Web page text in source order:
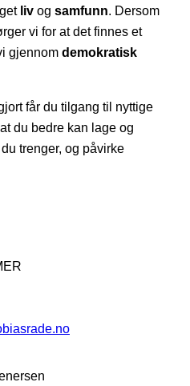
liv og samfunn. Dersom
vi for at det finnes et
gjennom demokratisk
får du tilgang til nyttige
du bedre kan lage og
trenger, og påvirke